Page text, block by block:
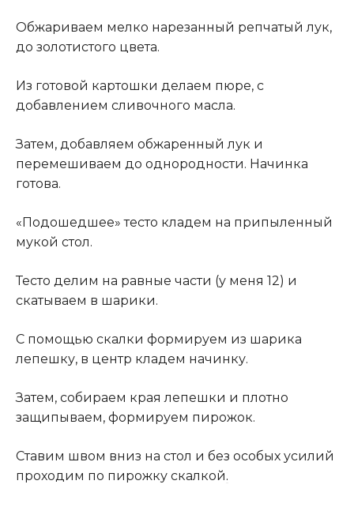
Обжариваем мелко нарезанный репчатый лук,
до золотистого цвета.
Из готовой картошки делаем пюре, с
добавлением сливочного масла.
Затем, добавляем обжаренный лук и
перемешиваем до однородности. Начинка
готова.
«Подошедшее» тесто кладем на припыленный
мукой стол.
Тесто делим на равные части (у меня 12) и
скатываем в шарики.
С помощью скалки формируем из шарика
лепешку, в центр кладем начинку.
Затем, собираем края лепешки и плотно
защипываем, формируем пирожок.
Ставим швом вниз на стол и без особых усилий
проходим по пирожку скалкой.